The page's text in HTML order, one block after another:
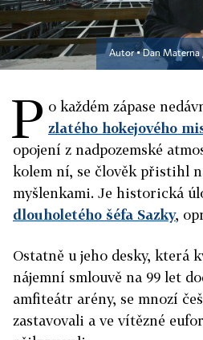
Autor ▪Dan Materna
P o každém zápase
zlatého hokejového
opojení z nadpozemské
kolem ní, se člověk přistihl
myšlenkami. Je historická
dlouholetého šéfa Sazky,
Ostatně u jeho desky, která
nájemní smlouvě na 99 let
amfiteátr arény, se mnozí
zastavovali a ve vítězné